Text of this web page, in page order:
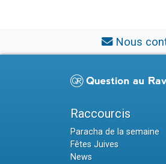
Nous
Raccourcis
Paracha de la semaine
Fêtes Juives
News